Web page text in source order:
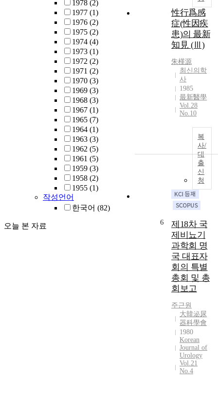
1978 (2)
1977 (1)
1976 (2)
1975 (2)
1974 (4)
1973 (1)
1972 (2)
1971 (2)
1970 (3)
1969 (3)
1968 (3)
1967 (1)
1965 (7)
1964 (1)
1963 (3)
1962 (5)
1961 (5)
1959 (3)
1958 (2)
1955 (1)
작성언어
한국어 (82)
오늘 본 자료
性行爲感
症(性因疾
患)의 最新
知見 (Ⅲ)
朱槿源
최신의학
사
1985
最新醫學
Vol.28
No.10
복
사/
대
출
신
청
6
제18차 국
제비뇨기
과학회 명
국 대표자
회의 특별
총회 및 총
회보고
주근원
大韓泌尿
器科學會
1980
Korean
Journal of
Urology
Vol.21
No.4